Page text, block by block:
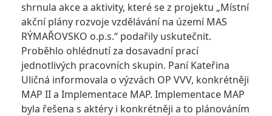
shrnula akce a aktivity, které se z projektu „Místní
akční plány rozvoje vzdělávání na území MAS
RÝMAŘOVSKO o.p.s.“ podařily uskutečnit.
Proběhlo ohlédnutí za dosavadní prací
jednotlivých pracovních skupin. Paní Kateřina
Uličná informovala o výzvách OP VVV, konkrétněji
MAP II a Implementace MAP. Implementace MAP
byla řešena s aktéry i konkrétněji a to plánováním